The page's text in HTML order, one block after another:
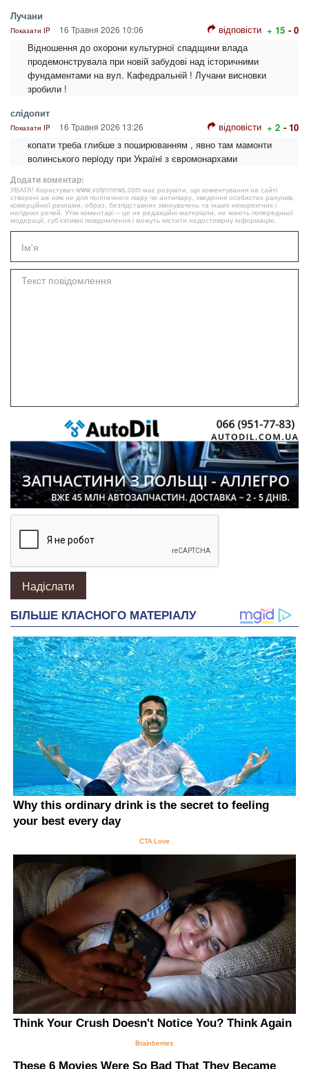
Лучани
Показати IP 16 Травня 2026 10:06 відповісти + 15 - 0
Відношення до охорони культурної спадщини влада
продемонструвала при новій забудові над історичними
фундаментами на вул. Кафедральній ! Лучани висновки
зробили !
слiдопит
Показати IP 16 Травня 2026 13:26 відповісти + 2 - 10
копати треба глибше з поширюванням , явно там мамонти
волинського перiоду при Українi з євромонархами
Додати коментар:
УВАГА! Користувач www.volynnews.com має розуміти, що коментування на сайті
створені аж ніяк не для політичного піару чи антипіару, зведення особистих рахунків,
комерційної реклами, образ, безпідставних звинувачень та інших некоректних і
негідних речей. Утім коментарі – це не редакційні матеріали, не мають попередньої
модерації, суб’єктивні повідомлення і можуть містити недостовірну інформацію.